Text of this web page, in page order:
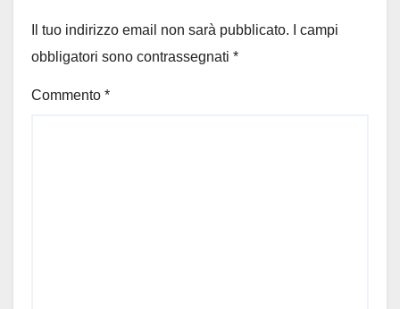
Il tuo indirizzo email non sarà pubblicato.
I campi
obbligatori sono contrassegnati *
Commento *